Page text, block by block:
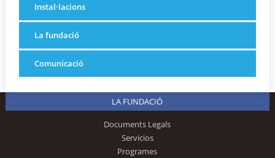
Instal·lacions
La fundació
Comunicació
LA FUNDACIÓ
Documents Legals
Servicios
Programes